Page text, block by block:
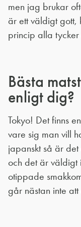
men jag brukar
är ett väldigt gott,
princip alla
Bästa
enligt dig?
Tokyo! Det finns
vare sig man vill
japanskt så är
och det är väldigt
otippade
går nästan inte